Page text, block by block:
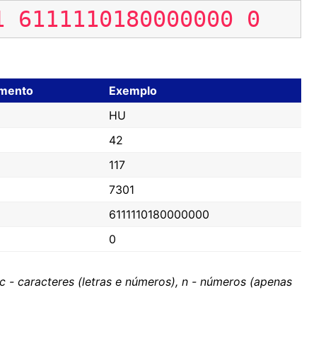
6111110180000000 0
Exemplo
HU
42
117
7301
6111110180000000
0
- caracteres (letras e números), n - números (apenas